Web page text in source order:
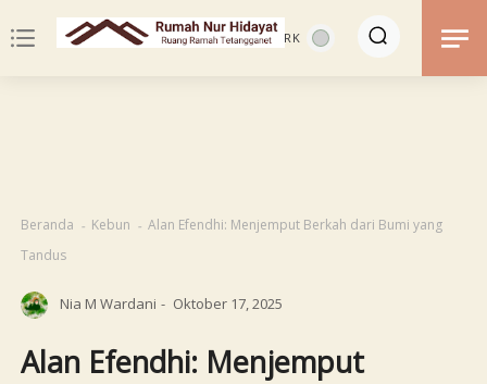
notes
Beranda Kebun
Alan Efendhi: Menjemput Berkah dari Bumi yang
Tandus
Nia M Wardani Oktober 17, 2025
Alan Efendhi: Menjemput